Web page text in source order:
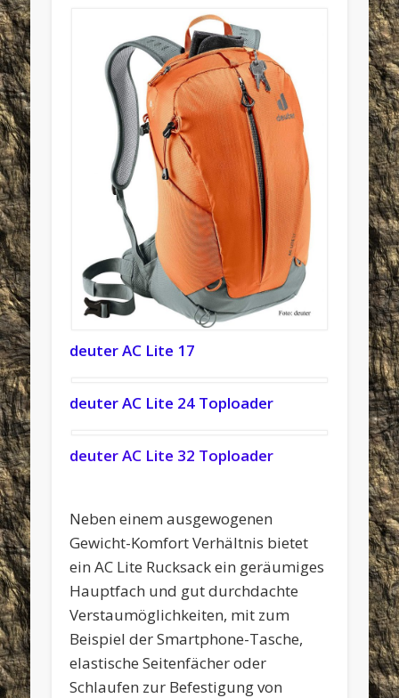
deuter AC Lite 17
deuter AC Lite 24 Toploader
deuter AC Lite 32 Toploader
Neben einem ausgewogenen
Gewicht-Komfort Verhältnis bietet
ein AC Lite Rucksack ein geräumiges
Hauptfach und gut durchdachte
Verstaumöglichkeiten, mit zum
Beispiel der Smartphone-Tasche,
elastische Seitenfächer oder
Schlaufen zur Befestigung von